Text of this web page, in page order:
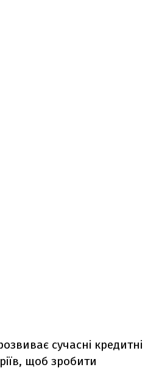
сучасні кредитні
щоб зробити